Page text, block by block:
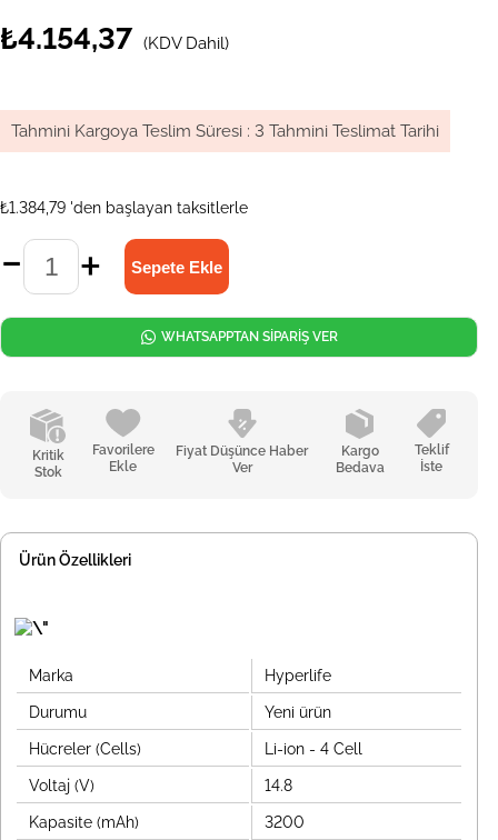
₺4.154,37 (KDV Dahil)
Tahmini Kargoya Teslim Süresi : 3 Tahmini Teslimat Tarihi
₺1.384,79 'den başlayan taksitlerle
Kritik
Stok
Favorilere
Ekle
Fiyat Düşünce Haber
Ver
Kargo
Bedava
Teklif
İste
WHATSAPPTAN SİPARİŞ VER
Ürün Özellikleri
Marka Hyperlife
Durumu Yeni ürün
Hücreler (Cells) Li-ion - 4 Cell
Voltaj (V) 14.8
Kapasite (mAh) 3200